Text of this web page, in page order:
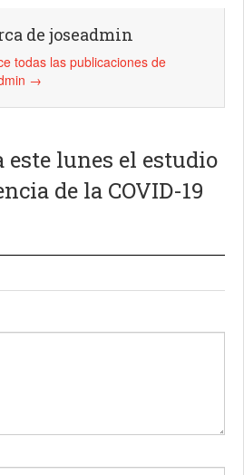
de joseadmin
todas las publicaciones de
→
lunes el estudio
de la COVID-19